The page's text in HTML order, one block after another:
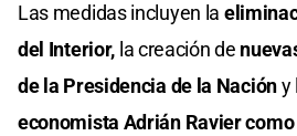
Las medidas incluyen la
del Interior, la creación de
de la Presidencia de la Nacióny
economista Adrián Ravier